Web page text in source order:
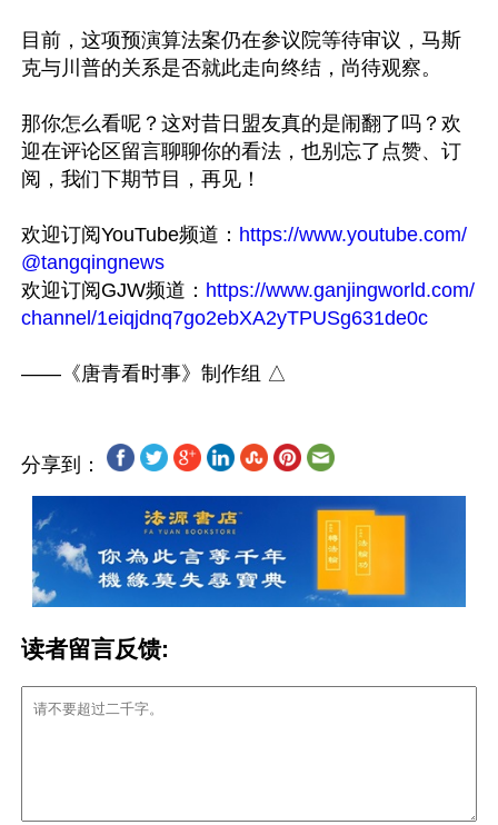
目前，这项预演算法案仍在参议院等待审议，马斯
克与川普的关系是否就此走向终结，尚待观察。
那你怎么看呢？这对昔日盟友真的是闹翻了吗？欢
迎在评论区留言聊聊你的看法，也别忘了点赞、订
阅，我们下期节目，再见！
欢迎订阅YouTube频道： https://www.youtube.com/
@tangqingnews
欢迎订阅GJW频道： https://www.ganjingworld.com/
channel/1eiqjdnq7go2ebXA2yTPUSg631de0c
分享到：
读者留言反馈: